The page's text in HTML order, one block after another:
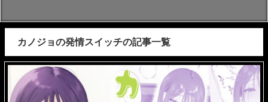
カノジョの発情スイッチの記事一覧